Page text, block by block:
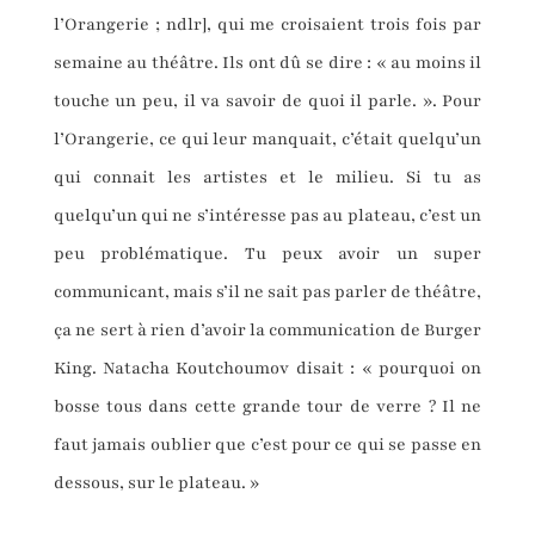
l’Orangerie ; ndlr], qui me croisaient trois fois par
semaine au théâtre. Ils ont dû se dire : « au moins il
touche un peu, il va savoir de quoi il parle. ». Pour
l’Orangerie, ce qui leur manquait, c’était quelqu’un
qui connait les artistes et le milieu. Si tu as
quelqu’un qui ne s’intéresse pas au plateau, c’est un
peu problématique. Tu peux avoir un super
communicant, mais s’il ne sait pas parler de théâtre,
ça ne sert à rien d’avoir la communication de Burger
King. Natacha Koutchoumov disait : « pourquoi on
bosse tous dans cette grande tour de verre ? Il ne
faut jamais oublier que c’est pour ce qui se passe en
dessous, sur le plateau. »